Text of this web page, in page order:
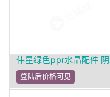
伟星绿色ppr水晶配件
登陆后价格可见